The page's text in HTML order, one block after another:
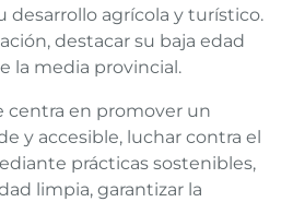
desarrollo agrícola y turístico.
destacar su baja edad
la media provincial.
centra en promover un
y accesible, luchar contra el
prácticas sostenibles,
limpia, garantizar la